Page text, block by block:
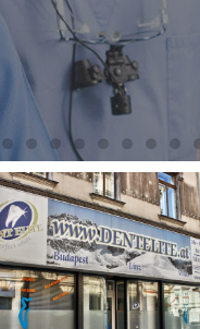
NIE
NACH
UNGARN?